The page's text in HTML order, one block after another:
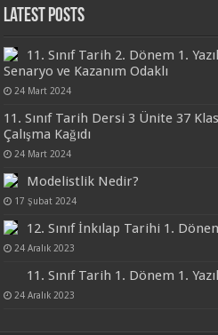
Latest Posts
11. Sınıf Tarih 2. Dönem 1.
Senaryo ve Kazanım Odaklı
24 Mart 2024
11. Sınıf Tarih Dersi 3 Ünite 37
Çalışma Kağıdı
24 Mart 2024
Modelistlik Nedir?
17 Şubat 2024
12. Sınıf İnkılap Tarihi 1.
24 Aralık 2023
11. Sınıf Tarih 1. Dönem 1.
24 Aralık 2023